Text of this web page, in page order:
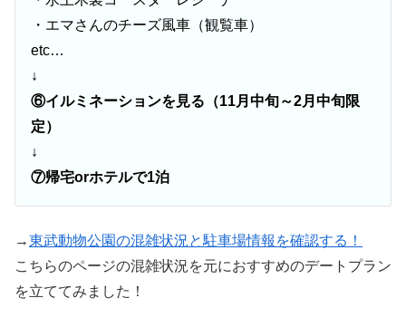
・エマさんのチーズ風車（観覧車）
etc…
↓
⑥イルミネーションを見る（11月中旬～2月中旬限
定）
↓
⑦帰宅orホテルで1泊
→東武動物公園の混雑状況と駐車場情報を確認する！
こちらのページの混雑状況を元におすすめのデートプラン
を立ててみました！